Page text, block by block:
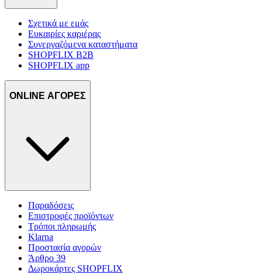
Σχετικά με εμάς
Ευκαιρίες καριέρας
Συνεργαζόμενα καταστήματα
SHOPFLIX B2B
SHOPFLIX app
ONLINE ΑΓΟΡΕΣ
Παραδόσεις
Επιστροφές προϊόντων
Τρόποι πληρωμής
Klarna
Προστασία αγορών
Άρθρο 39
Δωροκάρτες SHOPFLIX